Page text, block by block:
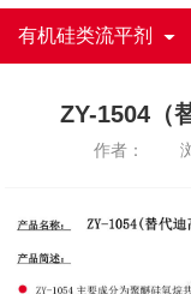
有机硅类流平剂
ZY-1504（
作者：